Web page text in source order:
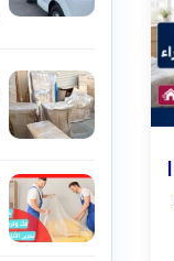
نجار الحمراء بمكة 0546138860⁩ |